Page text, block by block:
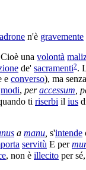
n'è gravemente
Cioè una volontà
de' sacramenti2.
e converso), ma senza
modi, peraccessum,
ti riserbi il ius
a manu s'intende
servitù E per
, non è illecito per